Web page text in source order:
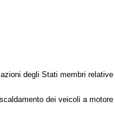
degli Stati membri
dei veicoli a